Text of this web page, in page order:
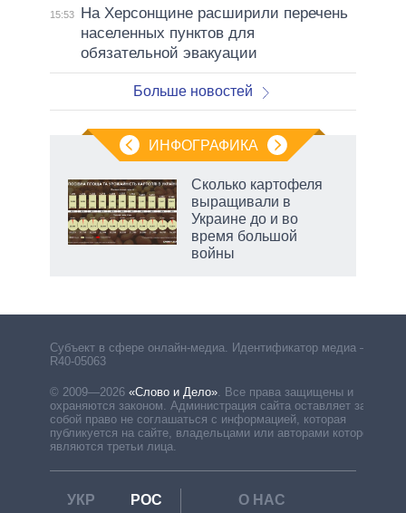
15:53
На Херсонщине расширили перечень
населенных пунктов для
обязательной эвакуации
Больше новостей
ИНФОГРАФИКА
Сколько картофеля
выращивали в
Украине до и во
время большой
войны
Субъект в сфере онлайн-медиа. Идентификатор медиа –
R40-05063
© 2009—2026 «Слово и Дело»
Все права защищены и
охраняются законом. Администрация сайта оставляет за
собой право не соглашаться с информацией, которая
публикуется на сайте, владельцами или авторами которой
являются третьи лица.
УКР РОС
О НАС